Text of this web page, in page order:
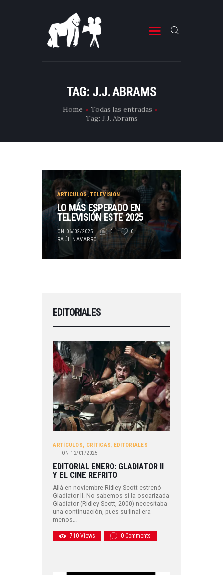
TAG: J.J. ABRAMS
Home
Todas las entradas
Tag: J.J. Abrams
ESTRENOS DE TELEVISIÓN
CRÍTICAS
ESPECIALES
EDITORIALES
EQUIPO DE BBK
TÉRMINOS Y CONDICIONES
ARTÍCULOS,TELEVISIÓN
LO MÁS ESPERADO EN
TELEVISIÓN ESTE 2025
ON 06/02/2025 0
0
RAÚL NAVARRO
EDITORIALES
ARTÍCULOS, CRÍTICAS, EDITORIALES
ON 12/01/2025
EDITORIAL ENERO: GLADIATOR II
Y EL CINE REFRITO
Allá en noviembre Ridley Scott estrenó
Gladiator II. No sabemos si la oscarizada
Gladiator (Ridley Scott, 2000) necesitaba
una continuación, pues su final era
menos…
710 Views 0 Comments